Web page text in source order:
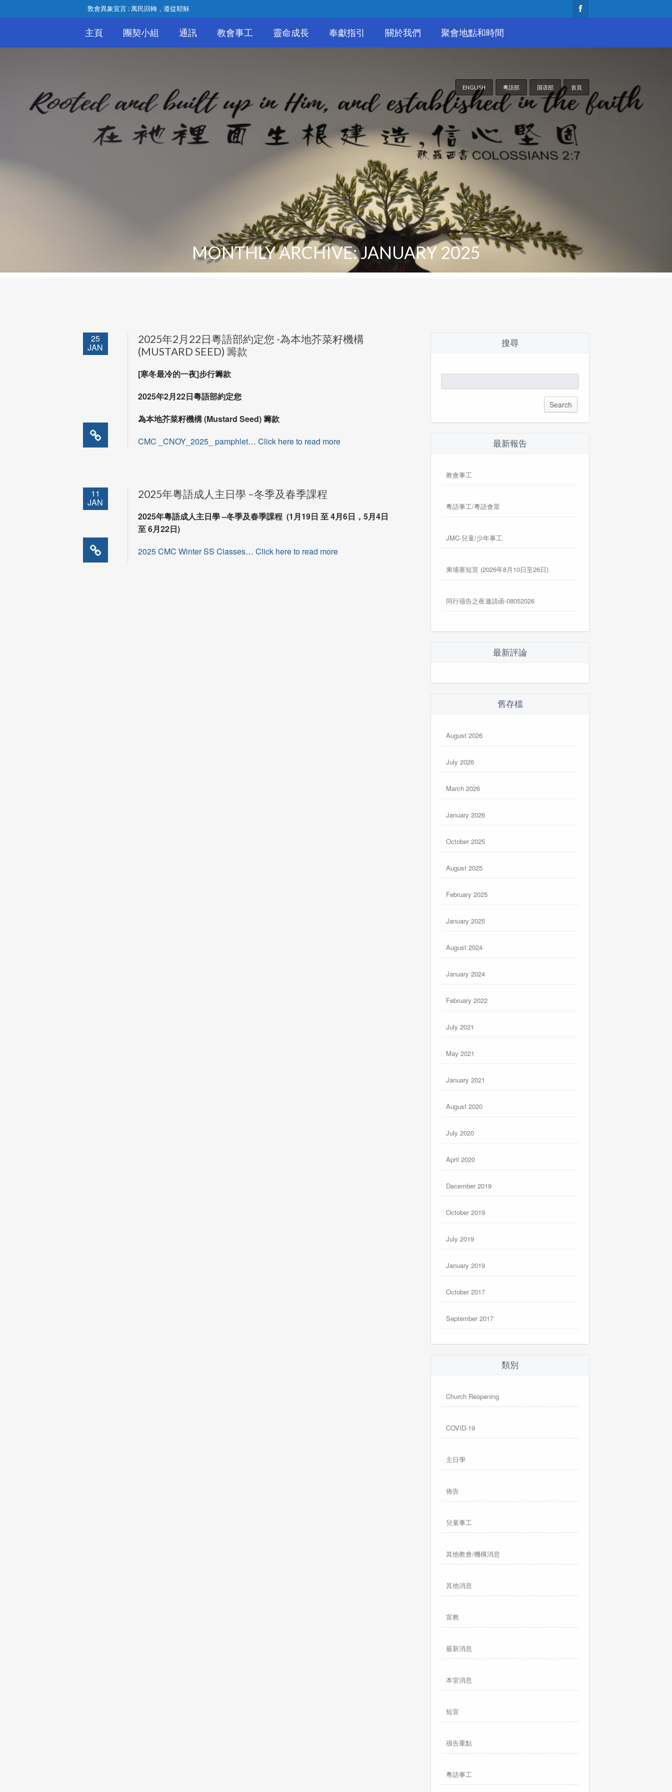
敎會異象宣言 : 萬民回轉，遵從耶穌
主頁 團契小組 通訊 教會事工 靈命成長 奉獻指引 關於我們 聚會地點和時間
ENGLISH 粵語部 国语部 首頁
MONTHLY ARCHIVE: JANUARY 2025
25
JAN
2025年2月22日粵語部約定您 -為本地芥菜籽機構
(MUSTARD SEED) 籌款
[寒冬最冷的一夜]步行籌款
2025年2月22日粵語部約定您
為本地芥菜籽機構 (Mustard Seed) 籌款
CMC _CNOY_2025_ pamphlet… Click here to read more
11
JAN
2025年粵語成人主日學 –冬季及春季課程
2025年粵語成人主日學 –冬季及春季課程 (1月19日 至 4月6日，5月4日
至 6月22日)
2025 CMC Winter SS Classes… Click here to read more
搜尋
for:
最新報告
教會事工
粵語事工/粵語會眾
JMC-兒童/少年事工
柬埔寨短宣 (2026年8月10日至26日)
同行禱告之夜邀請函-08052026
最新評論
舊存檔
August 2026
July 2026
March 2026
January 2026
October 2025
August 2025
February 2025
January 2025
August 2024
January 2024
February 2022
July 2021
May 2021
January 2021
August 2020
July 2020
April 2020
December 2019
October 2019
July 2019
January 2019
October 2017
September 2017
類別
Church Reopening
COVID-19
主日學
佈告
兒童事工
其他教會/機構消息
其他消息
宣教
最新消息
本堂消息
短宣
禱告重點
粵語事工